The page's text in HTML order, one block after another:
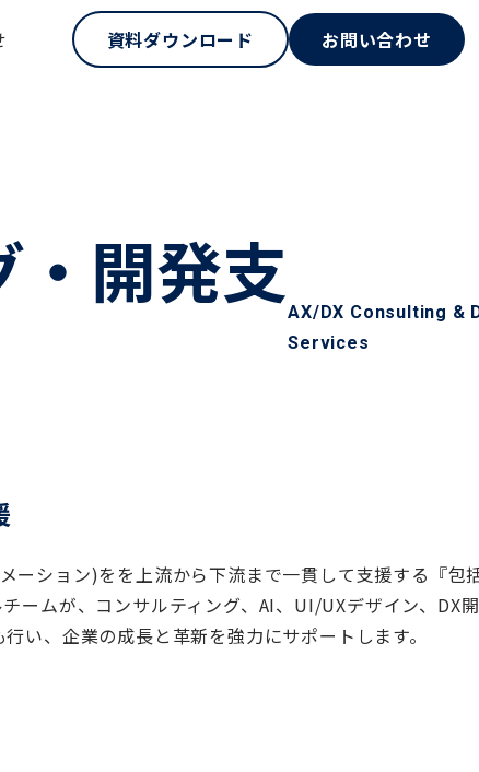
資料ダウンロード お問い合わせ
・開発支AX/DX Consulting &
Services
ション)をを上流から下流まで一貫して支援する『包
ームが、コンサルティング、AI、UI/UXデザイン、DX
い、企業の成長と革新を強力にサポートします。